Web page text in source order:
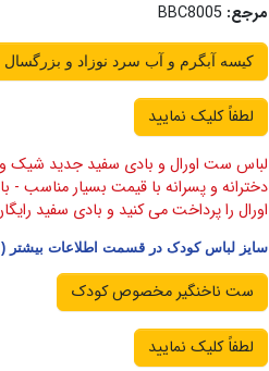
مرجع:
کیسه آبگرم و آب سرد نوزاد و بزرگسال
لطفاً کلیک نمایید
لباس ست اورال و بادی سفید جدید شیک و
دخترانه و پسرانه با قیمت بسیار مناسب -
اورال را پرداخت می کنید و بادی سفید
سایز لباس کودک در قسمت اطلاعات
ست ناخنگیر مخصوص کودک
لطفاً کلیک نمایید